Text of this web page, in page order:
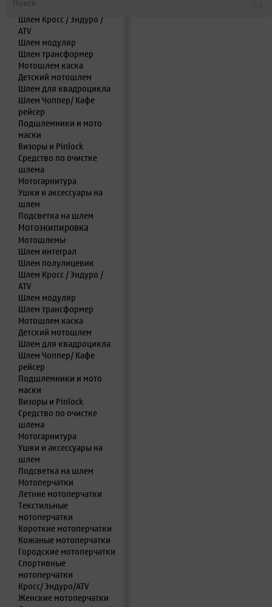
Шлем полулицевик
Шлем Кросс / Эндуро /
ATV
Шлем модуляр
Шлем трансформер
Мотошлем каска
Детский мотошлем
Шлем для квадроцикла
Шлем Чоппер/ Кафе
рейсер
Подшлемники и мото
маски
Визоры и Pinlock
Средство по очистке
шлема
Мотогарнитура
Ушки и аксессуары на
шлем
Подсветка на шлем
Мотоэкипировка
Мотошлемы
Шлем интеграл
Шлем полулицевик
Шлем Кросс / Эндуро /
ATV
Шлем модуляр
Шлем трансформер
Мотошлем каска
Детский мотошлем
Шлем для квадроцикла
Шлем Чоппер/ Кафе
рейсер
Подшлемники и мото
маски
Визоры и Pinlock
Средство по очистке
шлема
Мотогарнитура
Ушки и аксессуары на
шлем
Подсветка на шлем
Мотоперчатки
Летние мотоперчатки
Текстильные
мотоперчатки
Короткие мотоперчатки
Кожаные мотоперчатки
Городские мотоперчатки
Спортивные
мотоперчатки
Кросс/ Эндуро/ATV
Женские мотоперчатки